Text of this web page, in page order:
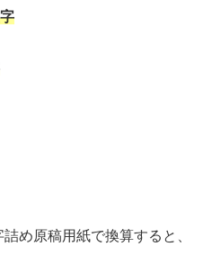
め原稿用紙で換算すると、